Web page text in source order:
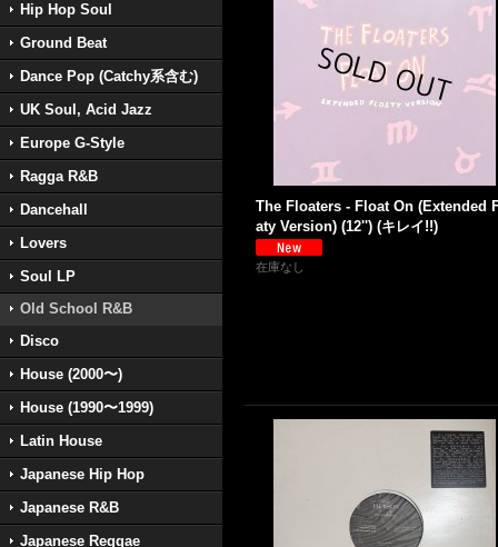
Hip Hop Soul
Ground Beat
Dance Pop (Catchy系含む)
UK Soul, Acid Jazz
Europe G-Style
Ragga R&B
Dancehall
Lovers
Soul LP
Old School R&B
Disco
House (2000〜)
House (1990〜1999)
Latin House
Japanese Hip Hop
Japanese R&B
Japanese Reggae
The Floaters - Float On (Extended
aty Version) (12'') (キレイ!!)
在庫なし